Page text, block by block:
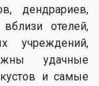
дендрариев,
отелей,
учреждений,
удачные
и самые